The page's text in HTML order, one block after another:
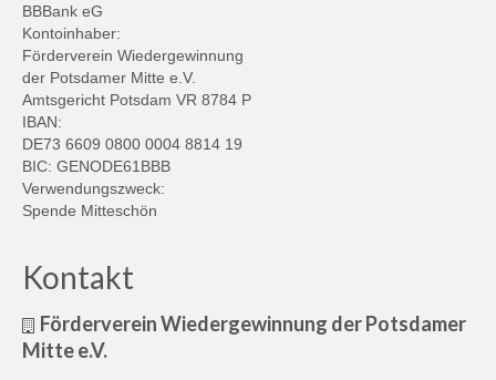
BBBank eG
Kontoinhaber:
Förderverein Wiedergewinnung
der Potsdamer Mitte e.V.
Amtsgericht Potsdam VR 8784 P
IBAN:
DE73 6609 0800 0004 8814 19
BIC: GENODE61BBB
Verwendungszweck:
Spende Mitteschön
Kontakt
Förderverein Wiedergewinnung der Potsdamer
Mitte e.V.